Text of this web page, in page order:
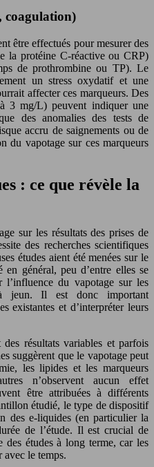
coagulation)
être effectués pour mesurer des
la protéine C-réactive ou CRP)
de prothrombine ou TP). Le
un stress oxydatif et une
affecter ces marqueurs. Des
3 mg/L) peuvent indiquer une
des anomalies des tests de
accru de saignements ou de
du vapotage sur ces marqueurs
: ce que révèle la
sur les résultats des prises de
des recherches scientifiques
études aient été menées sur le
en général, peu d’entre elles se
l’influence du vapotage sur les
à jeun. Il est donc important
existantes et d’interpréter leurs
résultats variables et parfois
suggèrent que le vapotage peut
les lipides et les marqueurs
n’observent aucun effet
être attribuées à différents
étudié, le type de dispositif
des e-liquides (en particulier la
de l’étude. Il est crucial de
des études à long terme, car les
avec le temps.